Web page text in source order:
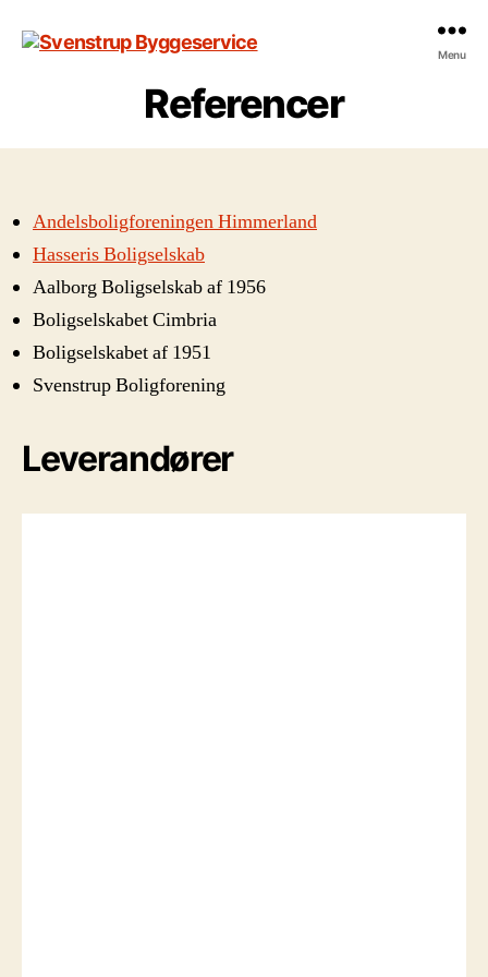
Menu
Referencer
Andelsboligforeningen Himmerland
Hasseris Boligselskab
Aalborg Boligselskab af 1956
Boligselskabet Cimbria
Boligselskabet af 1951
Svenstrup Boligforening
Leverandører